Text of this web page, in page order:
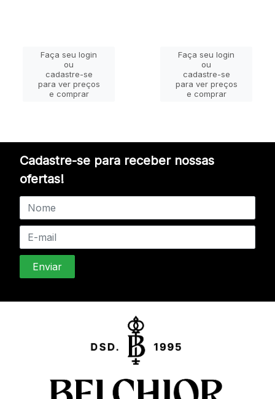
Faça seu login
ou
cadastre-se
para ver preços
e comprar
Faça seu login
ou
cadastre-se
para ver preços
e comprar
Cadastre-se para receber nossas
ofertas!